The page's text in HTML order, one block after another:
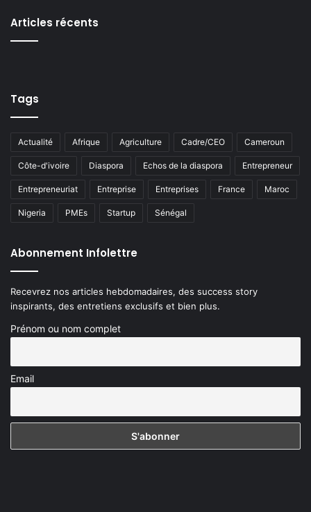
Articles récents
Tags
Actualité Afrique Agriculture Cadre/CEO Cameroun
Côte-d'ivoire Diaspora Echos de la diaspora Entrepreneur
Entrepreneuriat Entreprise Entreprises France Maroc
Nigeria PMEs Startup Sénégal
Abonnement Infolettre
Recevrez nos articles hebdomadaires, des success story
inspirants, des entretiens exclusifs et bien plus.
Prénom ou nom complet
Email